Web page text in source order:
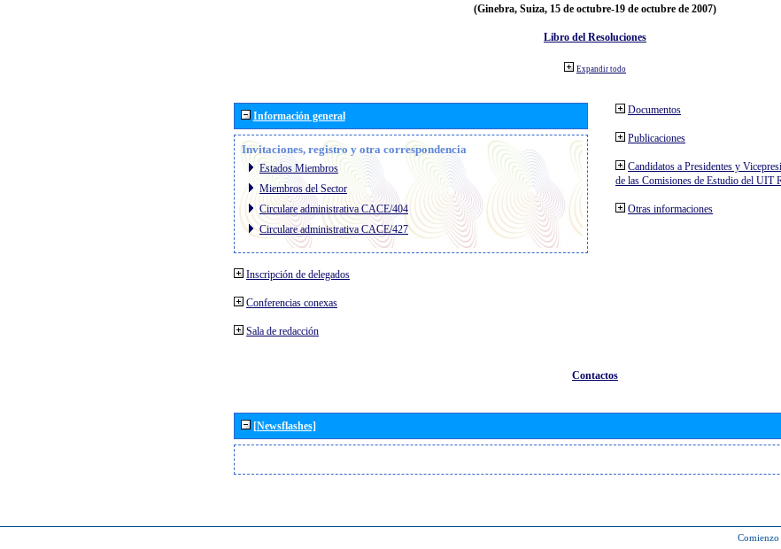
(Ginebra, Suiza, 15 de octubre-19 de octubre de 2007)
Libro del Resoluciones
Expandir todo
Información general
Invitaciones, registro y otra correspondencia
Estados Miembros
Miembros del Sector
Circulare administrativa CACE/404
Circulare administrativa CACE/427
Inscripción de delegados
Conferencias conexas
Sala de redacción
Documentos
Publicaciones
Candidatos a Presidentes y
de las Comisiones de Estudio del
Otras informaciones
Contactos
[Newsflashes]